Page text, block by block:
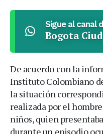
Sigue al canal
Bogota
De acuerdo con la
Instituto Colombiano
la situación
realizada por el
niños, quien
durante un episodio